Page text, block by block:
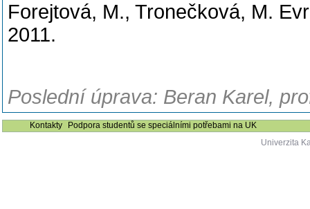
Forejtová, M., Tronečková, M.
2011.
Poslední úprava: Beran Karel,
Kontakty
Podpora studentů se speciálními potřebami na UK
Univerzita